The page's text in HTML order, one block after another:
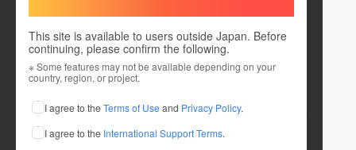
This site is available to users outside Japan. Before
continuing, please confirm the following.
※ Some features may not be available depending on your
country, region, or project.
I agree to the Terms of Use and Privacy Policy.
I agree to the International Support Terms.
岡田良寛
これまでに152回支援して1件のプロジェクトを投稿しています
在住国：日本 現在地：兵庫県